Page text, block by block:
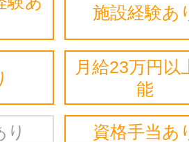
施設経験あ
月給23万円以
能
り 資格手当あ